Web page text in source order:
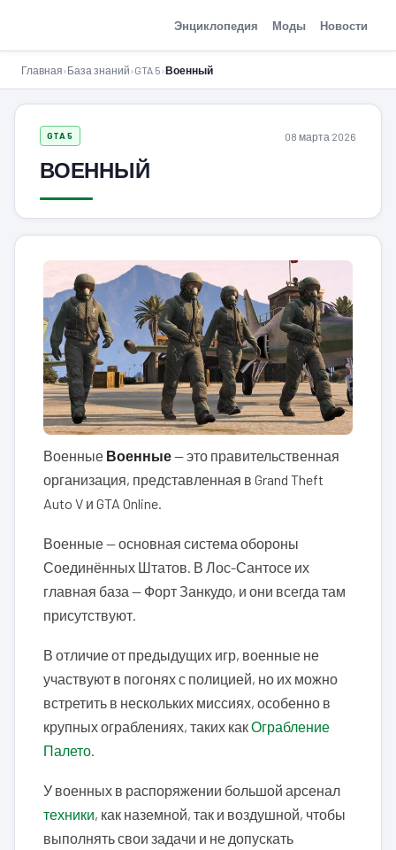
Энциклопедия Моды Новости
Главная›База знаний›GTA 5›Военный
GTA 5 08 марта 2026
ВОЕННЫЙ
Военные Военные— это правительственная
организация, представленная в Grand Theft
Auto V и GTA Online.
Военные — основная система обороны
Соединённых Штатов. В Лос-Сантосе их
главная база — Форт Занкудо, и они всегда там
присутствуют.
В отличие от предыдущих игр, военные не
участвуют в погонях с полицией, но их можно
встретить в нескольких миссиях, особенно в
крупных ограблениях, таких какОграбление
Палето.
У военных в распоряжении большой арсенал
техники, как наземной, так и воздушной, чтобы
выполнять свои задачи и не допускать